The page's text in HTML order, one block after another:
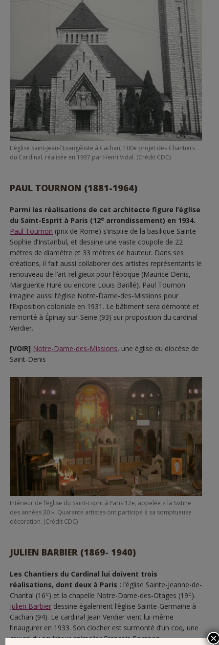
L’église Saint-Jean-l’Evangéliste à Cachan, 100e projet des Chantiers
du Cardinal, réalisée en 1937 par Henri Vidal. (Crédit CDC)
PAUL TOURNON (1881-1964)
Parmi les réalisations de cet architecte figure l’église
du Saint-Esprit à Paris (12e arrondissement) en 1934.
Paul Tournon (prix de Rome) s’inspire de la basilique Sainte-
Sophie d’Instanbul, et dessine une vaste coupole de 22
mètres de diamètre et 33 mètres de hauteur. Dans ses
créations, il fait aussi collaborer des artistes représentants le
renouveau de l’art religieux pour l’époque (Maurice Denis,
Marguerite Huré ou encore Louis Barillé). Paul Tournon
imagine aussi l’église Notre-Dame-des-Missions pour
l’Exposition coloniale en 1931. Le bâtiment sera démonté et
remonté à Épinay-sur-Seine (93) sur proposition du cardinal
Verdier.
[VOIR] Notre-Dame-des-Missions, une église du diocèse de
Saint-Denis
Intérieur de l’église du Saint-Esprit à Paris 12e, appelée « la Sixtine
des années 30 ». Quarante artistes ont participé à sa somptueuse
décoration. (Crédit CDC)
JULIEN BARBIER (1869- 1940)
Les Chantiers du Cardinal lui doivent trois
réalisations, dont deux à Paris : l’église Sainte-Jeanne-de-
Chantal (16e) et la chapelle Notre-Dame-des-Otages (19e).
Julien Barbier dessine également l’église Sainte-Germaine à
Cachan (94). Le cardinal Jean Verdier vient lui-même
l’inaugurer en 1933. Son clocher est surmonté d’un coq, une
œuvre du sculpteur animalier François Pompon.
×